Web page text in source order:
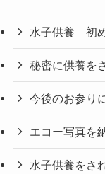
水子供養 初
秘密に供養を
今後のお参り
エコー写真を
水子供養をさ